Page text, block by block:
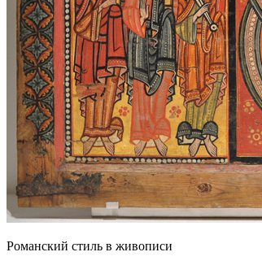
Романский стиль в живописи